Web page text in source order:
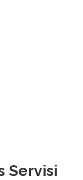
Servisi